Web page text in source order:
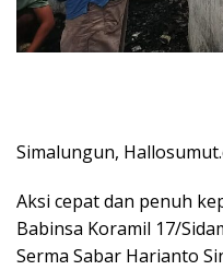
Simalungun,
Aksi cepat dan penuh
Babinsa Koramil 17/
Serma Sabar Harianto